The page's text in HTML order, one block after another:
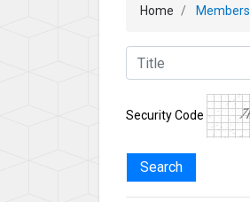
Home Members
Security Code
Search